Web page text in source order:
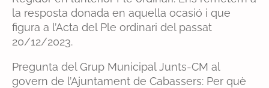
la resposta donada en aquella ocasió i que
figura a l’Acta del Ple ordinari del passat
20/12/2023.
Pregunta del Grup Municipal Junts-CM al
govern de l’Ajuntament de Cabassers: Per què